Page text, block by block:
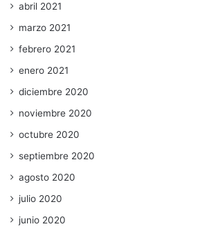
abril 2021
marzo 2021
febrero 2021
enero 2021
diciembre 2020
noviembre 2020
octubre 2020
septiembre 2020
agosto 2020
julio 2020
junio 2020